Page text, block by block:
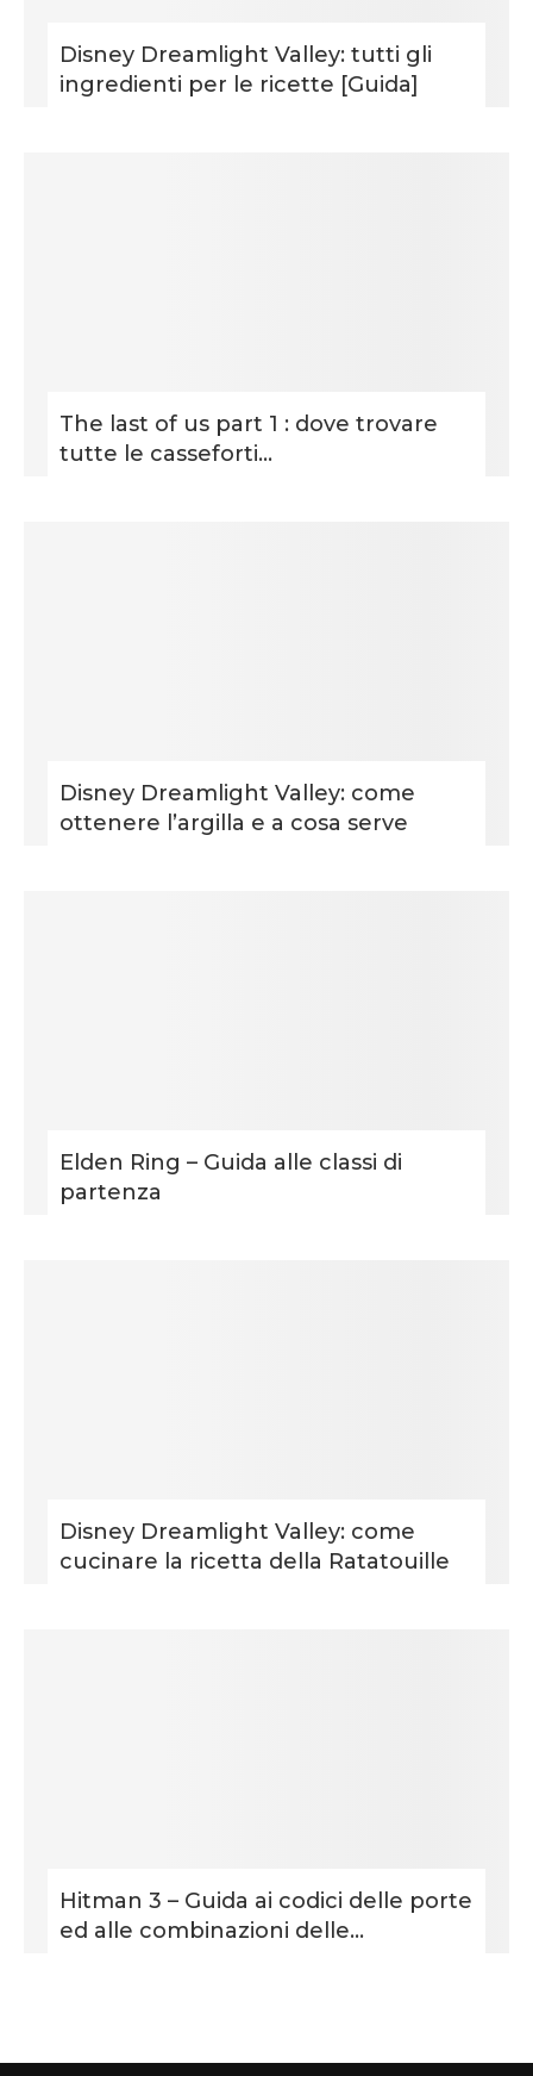
Disney Dreamlight Valley: tutti gli
ingredienti per le ricette [Guida]
The last of us part 1 : dove trovare
tutte le casseforti...
Disney Dreamlight Valley: come
ottenere l’argilla e a cosa serve
Elden Ring – Guida alle classi di
partenza
Disney Dreamlight Valley: come
cucinare la ricetta della Ratatouille
Hitman 3 – Guida ai codici delle porte
ed alle combinazioni delle...